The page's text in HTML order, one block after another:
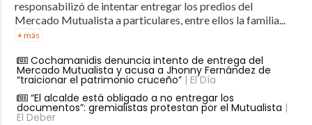
responsabilizó de intentar entregar los predios del
Mercado Mutualista a particulares, entre ellos la familia...
+ más
Cochamanidis denuncia intento de entrega del
Mercado Mutualista y acusa a Jhonny Fernández de
“traicionar el patrimonio cruceño”| El Día
“El alcalde está obligado a no entregar los
documentos”: gremialistas protestan por el Mutualista |
El Deber